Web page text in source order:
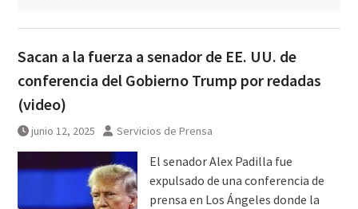
Sacan a la fuerza a senador de EE. UU. de
conferencia del Gobierno Trump por redadas
(video)
junio 12, 2025 Servicios de Prensa
El senador Alex Padilla fue
expulsado de una conferencia de
prensa en Los Ángeles donde la